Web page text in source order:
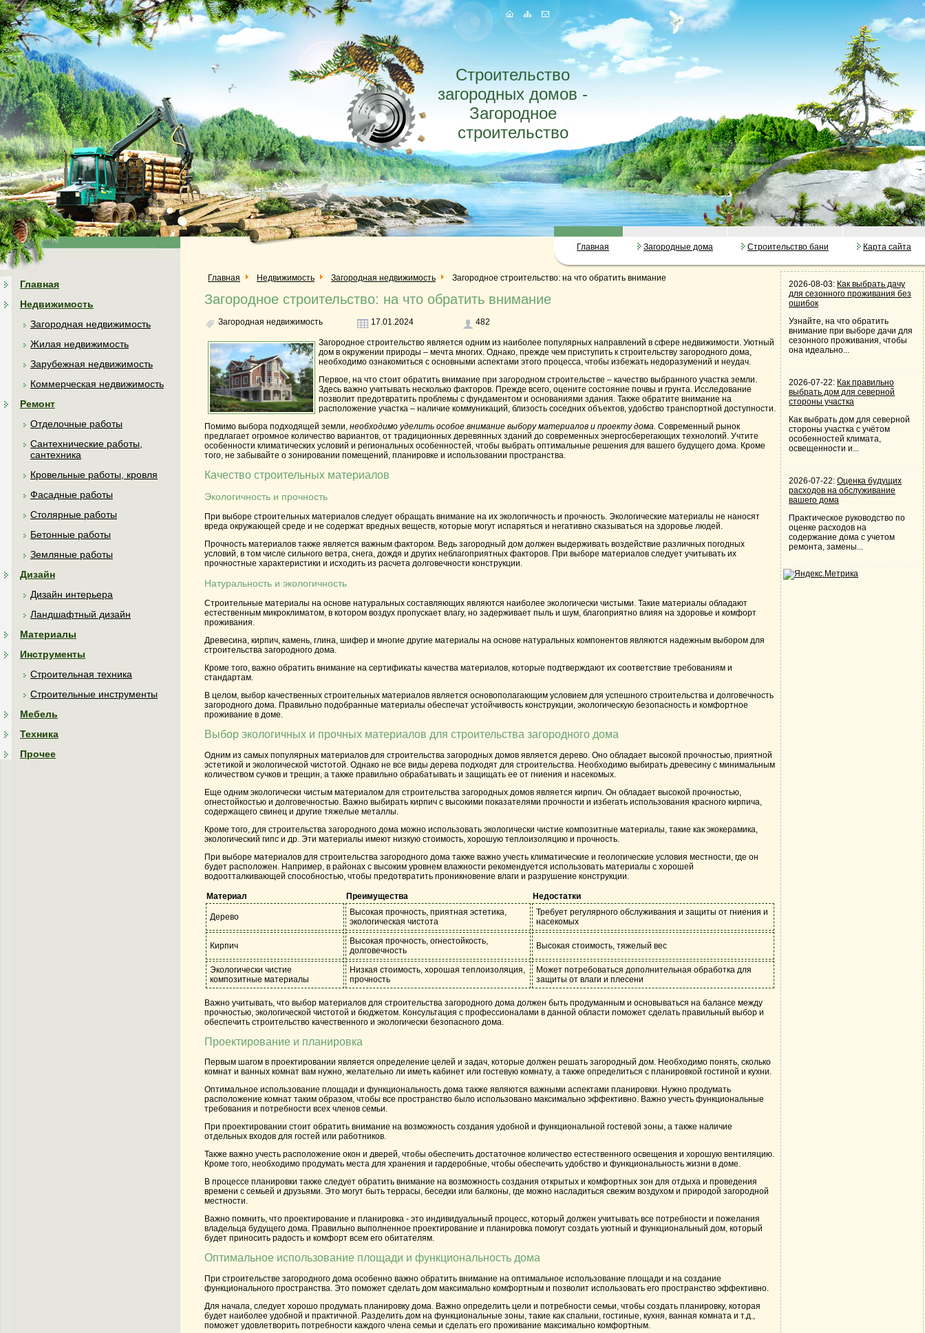
Строительство
загородных домов -
Загородное
строительство
Главная Загородные дома Строительство бани Карта сайта
Главная
Недвижимость
Загородная недвижимость
Жилая недвижимость
Зарубежная недвижимость
Коммерческая недвижимость
Ремонт
Отделочные работы
Сантехнические работы,
сантехника
Кровельные работы, кровля
Фасадные работы
Столярные работы
Бетонные работы
Земляные работы
Дизайн
Дизайн интерьера
Ландшафтный дизайн
Материалы
Инструменты
Строительная техника
Строительные инструменты
Мебель
Техника
Прочее
Главная Недвижимость Загородная недвижимость Загородное строительство: на что обратить внимание
Загородное строительство: на что обратить внимание
Загородная недвижимость 17.01.2024 482
Загородное строительство является одним из наиболее популярных направлений в сфере недвижимости. Уютный
дом в окружении природы – мечта многих. Однако, прежде чем приступить к строительству загородного дома,
необходимо ознакомиться с основными аспектами этого процесса, чтобы избежать недоразумений и неудач.
Первое, на что стоит обратить внимание при загородном строительстве – качество выбранного участка земли.
Здесь важно учитывать несколько факторов. Прежде всего, оцените состояние почвы и грунта. Исследование
позволит предотвратить проблемы с фундаментом и основаниями здания. Также обратите внимание на
расположение участка – наличие коммуникаций, близость соседних объектов, удобство транспортной доступности.
Помимо выбора подходящей земли, необходимо уделить особое внимание выбору материалов и проекту дома. Современный рынок
предлагает огромное количество вариантов, от традиционных деревянных зданий до современных энергосберегающих технологий. Учтите
особенности климатических условий и региональных особенностей, чтобы выбрать оптимальные решения для вашего будущего дома. Кроме
того, не забывайте о зонировании помещений, планировке и использовании пространства.
Качество строительных материалов
Экологичность и прочность
При выборе строительных материалов следует обращать внимание на их экологичность и прочность. Экологические материалы не наносят
вреда окружающей среде и не содержат вредных веществ, которые могут испаряться и негативно сказываться на здоровье людей.
Прочность материалов также является важным фактором. Ведь загородный дом должен выдерживать воздействие различных погодных
условий, в том числе сильного ветра, снега, дождя и других неблагоприятных факторов. При выборе материалов следует учитывать их
прочностные характеристики и исходить из расчета долговечности конструкции.
Натуральность и экологичность
Строительные материалы на основе натуральных составляющих являются наиболее экологически чистыми. Такие материалы обладают
естественным микроклиматом, в котором воздух пропускает влагу, но задерживает пыль и шум, благоприятно влияя на здоровье и комфорт
проживания.
Древесина, кирпич, камень, глина, шифер и многие другие материалы на основе натуральных компонентов являются надежным выбором для
строительства загородного дома.
Кроме того, важно обратить внимание на сертификаты качества материалов, которые подтверждают их соответствие требованиям и
стандартам.
В целом, выбор качественных строительных материалов является основополагающим условием для успешного строительства и долговечность
загородного дома. Правильно подобранные материалы обеспечат устойчивость конструкции, экологическую безопасность и комфортное
проживание в доме.
Выбор экологичных и прочных материалов для строительства загородного дома
Одним из самых популярных материалов для строительства загородных домов является дерево. Оно обладает высокой прочностью, приятной
эстетикой и экологической чистотой. Однако не все виды дерева подходят для строительства. Необходимо выбирать древесину с минимальным
количеством сучков и трещин, а также правильно обрабатывать и защищать ее от гниения и насекомых.
Еще одним экологически чистым материалом для строительства загородных домов является кирпич. Он обладает высокой прочностью,
огнестойкостью и долговечностью. Важно выбирать кирпич с высокими показателями прочности и избегать использования красного кирпича,
содержащего свинец и другие тяжелые металлы.
Кроме того, для строительства загородного дома можно использовать экологически чистие композитные материалы, такие как экокерамика,
экологический гипс и др. Эти материалы имеют низкую стоимость, хорошую теплоизоляцию и прочность.
При выборе материалов для строительства загородного дома также важно учесть климатические и геологические условия местности, где он
будет расположен. Например, в районах с высоким уровнем влажности рекомендуется использовать материалы с хорошей
водоотталкивающей способностью, чтобы предотвратить проникновение влаги и разрушение конструкции.
Материал Преимущества Недостатки
Дерево
Высокая прочность, приятная эстетика,
экологическая чистота
Требует регулярного обслуживания и защиты от гниения и
насекомых
Кирпич
Высокая прочность, огнестойкость,
долговечность
Высокая стоимость, тяжелый вес
Экологически чистие
композитные материалы
Низкая стоимость, хорошая теплоизоляция,
прочность
Может потребоваться дополнительная обработка для
защиты от влаги и плесени
Важно учитывать, что выбор материалов для строительства загородного дома должен быть продуманным и основываться на балансе между
прочностью, экологической чистотой и бюджетом. Консультация с профессионалами в данной области поможет сделать правильный выбор и
обеспечить строительство качественного и экологически безопасного дома.
Проектирование и планировка
Первым шагом в проектировании является определение целей и задач, которые должен решать загородный дом. Необходимо понять, сколько
комнат и ванных комнат вам нужно, желательно ли иметь кабинет или гостевую комнату, а также определиться с планировкой гостиной и кухни.
Оптимальное использование площади и функциональность дома также являются важными аспектами планировки. Нужно продумать
расположение комнат таким образом, чтобы все пространство было использовано максимально эффективно. Важно учесть функциональные
требования и потребности всех членов семьи.
При проектировании стоит обратить внимание на возможность создания удобной и функциональной гостевой зоны, а также наличие
отдельных входов для гостей или работников.
Также важно учесть расположение окон и дверей, чтобы обеспечить достаточное количество естественного освещения и хорошую вентиляцию.
Кроме того, необходимо продумать места для хранения и гардеробные, чтобы обеспечить удобство и функциональность жизни в доме.
В процессе планировки также следует обратить внимание на возможность создания открытых и комфортных зон для отдыха и проведения
времени с семьей и друзьями. Это могут быть террасы, беседки или балконы, где можно насладиться свежим воздухом и природой загородной
местности.
Важно помнить, что проектирование и планировка - это индивидуальный процесс, который должен учитывать все потребности и пожелания
владельца будущего дома. Правильно выполненное проектирование и планировка помогут создать уютный и функциональный дом, который
будет приносить радость и комфорт всем его обитателям.
Оптимальное использование площади и функциональность дома
При строительстве загородного дома особенно важно обратить внимание на оптимальное использование площади и на создание
функционального пространства. Это поможет сделать дом максимально комфортным и позволит использовать его пространство эффективно.
Для начала, следует хорошо продумать планировку дома. Важно определить цели и потребности семьи, чтобы создать планировку, которая
будет наиболее удобной и практичной. Разделить дом на функциональные зоны, такие как спальни, гостиные, кухня, ванная комната и т.д.,
поможет удовлетворить потребности каждого члена семьи и сделать его проживание максимально комфортным.
2026-08-03: Как выбрать дачу
для сезонного проживания без
ошибок
Узнайте, на что обратить
внимание при выборе дачи для
сезонного проживания, чтобы
она идеально...
2026-07-22: Как правильно
выбрать дом для северной
стороны участка
Как выбрать дом для северной
стороны участка с учётом
особенностей климата,
освещенности и...
2026-07-22: Оценка будущих
расходов на обслуживание
вашего дома
Практическое руководство по
оценке расходов на
содержание дома с учетом
ремонта, замены...